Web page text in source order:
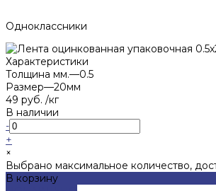
Одноклассники
Характеристики
Толщина мм.—0.5
Размер—20мм
49 руб. /кг
В наличии
-
+
×
Выбрано максимальное количество,
В корзину